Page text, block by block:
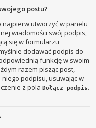
postu?
najpierw utworzyć w panelu
wiadomości swój podpis,
się w formularzu
dodawać podpis do
funkcję w swoim
razem pisząc post,
podpisu, usuwając w
z polaDołącz podpis.